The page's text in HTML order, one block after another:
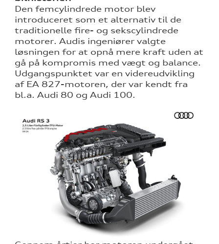
Den femcylindrede motor blev
introduceret som et alternativ til de
traditionelle fire- og sekscylindrede
motorer. Audis ingeniører valgte
løsningen for at opnå mere kraft uden at
gå på kompromis med vægt og balance.
Udgangspunktet var en videreudvikling
af EA 827-motoren, der var kendt fra
bl.a. Audi 80 og Audi 100.